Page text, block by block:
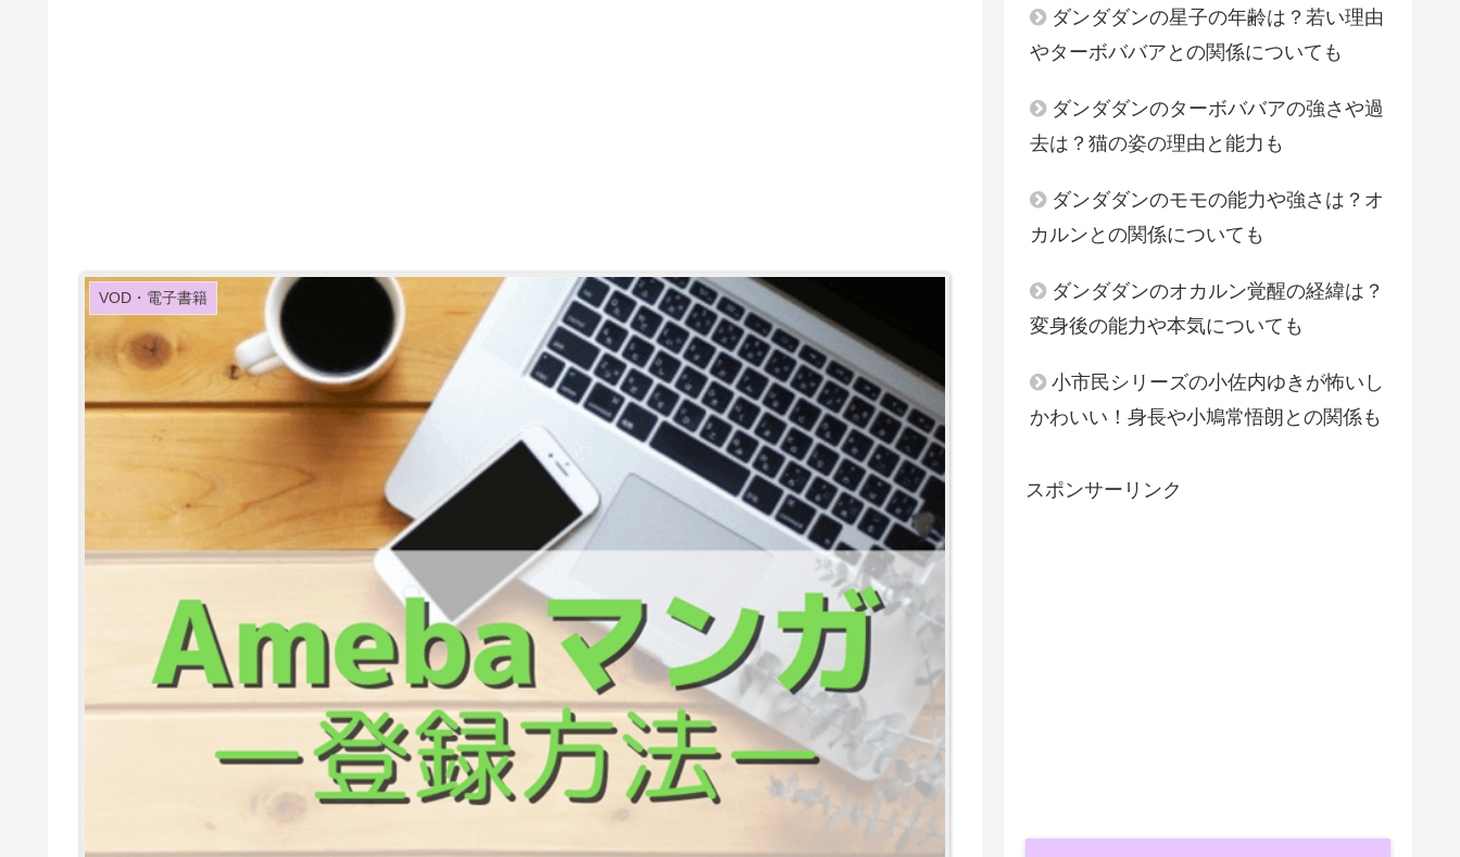
VOD・電子書籍
ダンダダンの星子の年齢は？若い理由
やターボババアとの関係についても
ダンダダンのターボババアの強さや過
去は？猫の姿の理由と能力も
ダンダダンのモモの能力や強さは？オ
カルンとの関係についても
ダンダダンのオカルン覚醒の経緯は？
変身後の能力や本気についても
小市民シリーズの小佐内ゆきが怖いし
かわいい！身長や小鳩常悟朗との関係も
スポンサーリンク